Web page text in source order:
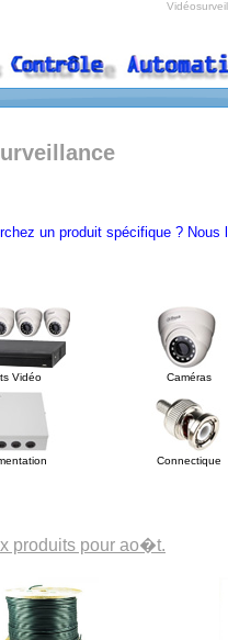
un produit spécifique ?
Vidéo Caméras
Connectique
produits pour ao�t.